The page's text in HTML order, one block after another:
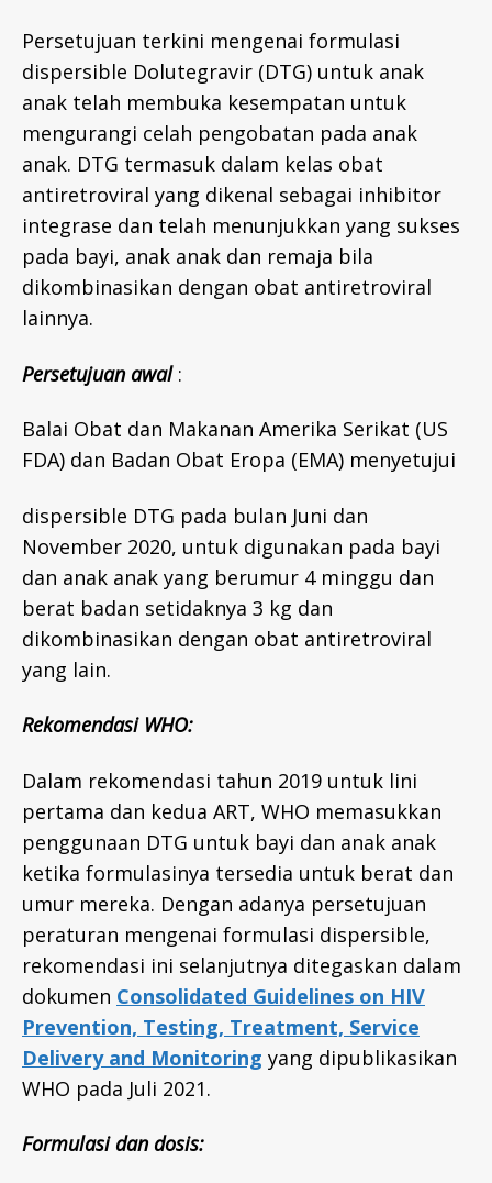
Persetujuan terkini mengenai formulasi
dispersible Dolutegravir (DTG) untuk anak
anak telah membuka kesempatan untuk
mengurangi celah pengobatan pada anak
anak. DTG termasuk dalam kelas obat
antiretroviral yang dikenal sebagai inhibitor
integrase dan telah menunjukkan yang sukses
pada bayi, anak anak dan remaja bila
dikombinasikan dengan obat antiretroviral
lainnya.
Persetujuan awal:
Balai Obat dan Makanan Amerika Serikat (US
FDA) dan Badan Obat Eropa (EMA) menyetujui
dispersible DTG pada bulan Juni dan
November 2020, untuk digunakan pada bayi
dan anak anak yang berumur 4 minggu dan
berat badan setidaknya 3 kg dan
dikombinasikan dengan obat antiretroviral
yang lain.
RekomendasiWHO:
Dalam rekomendasi tahun 2019 untuk lini
pertama dan kedua ART, WHO memasukkan
penggunaan DTG untuk bayi dan anak anak
ketika formulasinya tersedia untuk berat dan
umur mereka. Dengan adanya persetujuan
peraturan mengenai formulasi dispersible,
rekomendasi ini selanjutnya ditegaskan dalam
dokumen Consolidated Guidelines on HIV
Prevention, Testing, Treatment, Service
Delivery and Monitoring yang dipublikasikan
WHO pada Juli 2021.
Formulasidandosis: